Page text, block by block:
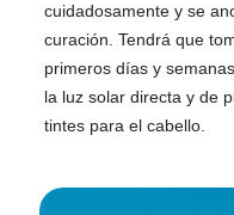
cuidadosamente y se
curación. Tendrá que
primeros días y
la luz solar directa y de
tintes para el cabello.